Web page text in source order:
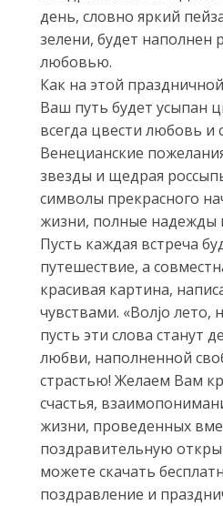
день, словно яркий
зелени, будет наполнен
любовью.
Как на этой
Ваш путь будет усыпан
всегда цвести любовь и
Венецианские
звезды и щедрая
символы прекрасного
жизни, полные надежды
Пусть каждая встреча
путешествие, а
красивая картина,
чувствами. «Волjo лето,
пусть эти слова станут
любви, наполненной
страстью! Желаем Вам
счастья,
жизни, проведенных
поздравительную
можете скачать
поздравление и